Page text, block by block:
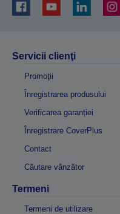
Servicii clienţi
Promoţii
Înregistrarea produsului
Verificarea garanției
Înregistrare CoverPlus
Contact
Căutare vânzător
Termeni
Termeni de utilizare